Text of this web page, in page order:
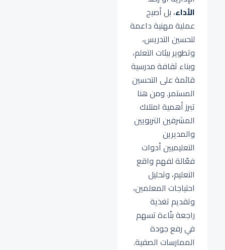
الأداء، بل أصبح
عملية مهنية داعمة
لتحسين التدريس،
وتطوير بيئات التعلم،
وبناء ثقافة مدرسية
قائمة على التحسين
المستمر. ومن هنا
تبرز أهمية امتلاك
المشرفين التربويين
والمديرين
التعليميين أدوات
فعّالة لفهم واقع
التعليم، وتحليل
احتياجات المعلمين،
وتقديم تغذية
راجعة بنّاءة تسهم
في رفع جودة
الممارسات الصفية.